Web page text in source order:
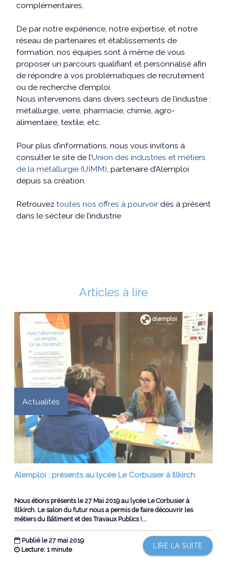
complémentaires.
De par notre expérience, notre expertise, et notre
réseau de partenaires et établissements de
formation, nos équipes sont à même de vous
proposer un parcours qualifiant et personnalisé afin
de répondre à vos problématiques de recrutement
ou de recherche d’emploi.
Nous intervenons dans divers secteurs de l’industrie :
métallurgie, verre, pharmacie, chimie, agro-
alimentaire, textile, etc.
Pour plus d’informations, nous vous invitons à
consulter le site de l’Union des industries et métiers
de la métallurgie (UIMM), partenaire d’Alemploi
depuis sa création.
Retrouveztoutes nos offres à pourvoirdés à présent
dans le secteur de l’industrie
Articles à lire
Actualités
Alemploi : présents au lycée Le Corbusier à Illkirch
Nous étions présents le 27 Mai 2019 au lycée Le Corbusier à
Illkirch. Le salon du futur nous a permis de faire découvrir les
métiers du Bâtiment et des Travaux Publics !...
Publié le 27 mai 2019
LIRE LA SUITE
Lecture: 1 minute